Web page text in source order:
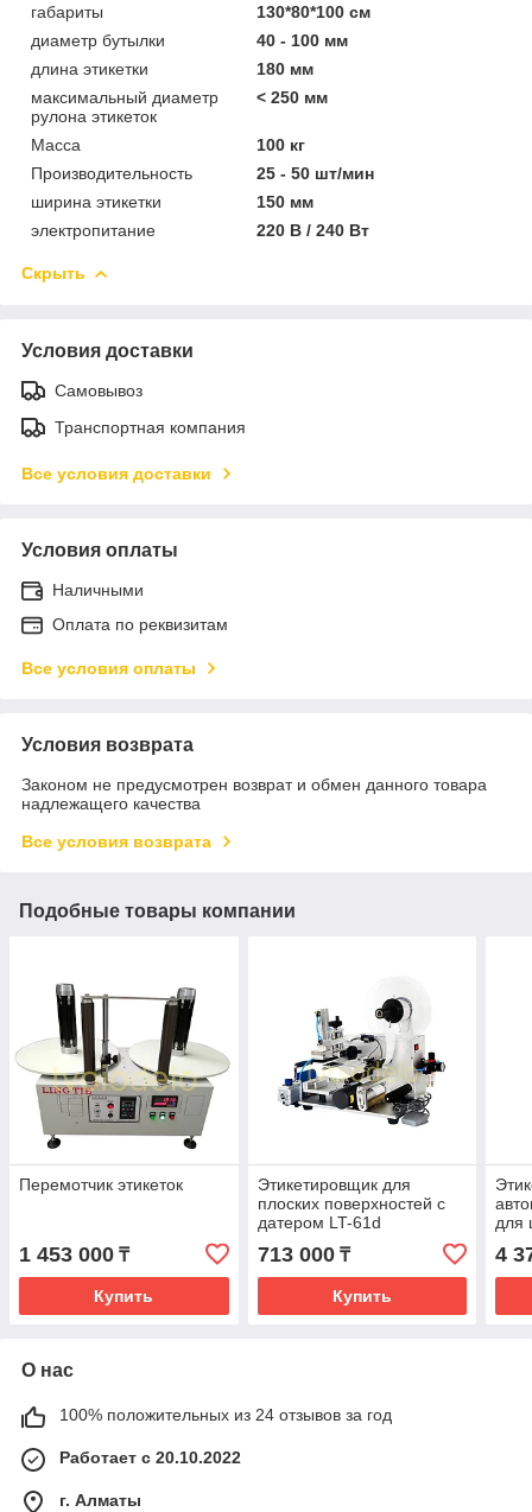
габариты
130*80*100 см
диаметр бутылки
40 - 100 мм
длина этикетки
180 мм
максимальный диаметр
рулона этикеток
< 250 мм
Масса
100 кг
Производительность
25 - 50 шт/мин
ширина этикетки
150 мм
электропитание
220 В / 240 Вт
Скрыть
Условия доставки
Самовывоз
Транспортная компания
Все условия доставки
Условия оплаты
Наличными
Оплата по реквизитам
Все условия оплаты
Условия возврата
Законом не предусмотрен возврат и обмен данного товара
надлежащего качества
Все условия возврата
Подобные товары компании
Перемотчик этикеток
1 453 000 ₸
Купить
Этикетировщик для
плоских поверхностей с
датером LT-61d
713 000₸
Купить
для
4
О нас
100% положительных из 24 отзывов за год
Работает с 20.10.2022
г. Алматы